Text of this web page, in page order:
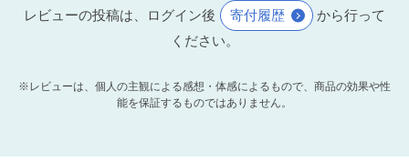
レビューの投稿は、ログイン後 寄付履歴
から行って
ください。
※レビューは、個人の主観による感想・体感によるもので、商品の効果や性
能を保証するものではありません。